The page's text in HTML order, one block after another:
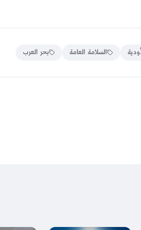
السلامة العامة بحر العرب